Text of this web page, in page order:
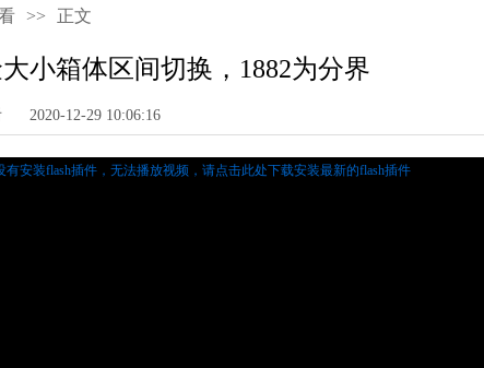
>> 正文
小箱体区间切换，1882为分界
2020-12-29 10:06:16
有安装flash插件，无法播放视频， 请点击此处下载安装最新的flash插件